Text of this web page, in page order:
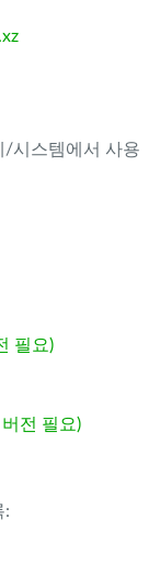
/시스템에서 사용
필요)
전 필요)
: